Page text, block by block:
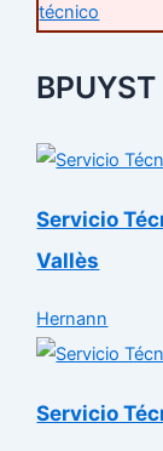
técnico
Servicio
Vallès
Hernann
Servicio